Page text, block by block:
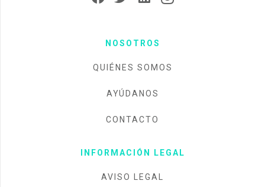
NOSOTROS
QUIÉNES SOMOS
AYÚDANOS
CONTACTO
INFORMACIÓN LEGAL
AVISO LEGAL